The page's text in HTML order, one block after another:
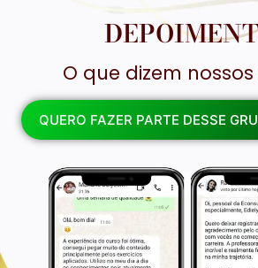
O que dizem
QUERO FAZER PARTE DESSE